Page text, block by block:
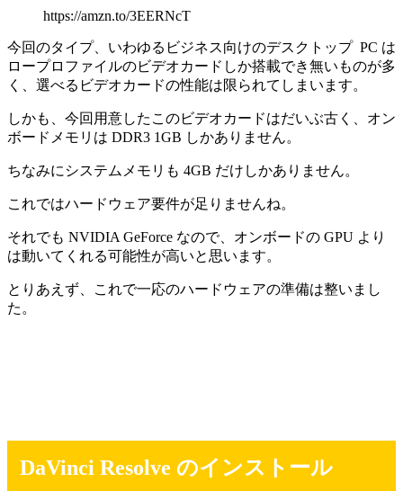
https://amzn.to/3EERNcT
今回のタイプ、 いわゆるビジネス向けのデスクトップ PC は
ロープロファイルのビデオカードしか搭載でき無いものが多
く、選べるビデオカードの性能は限られてしまいます。
しかも、今回用意したこのビデオカードはだいぶ古く、オン
ボードメモリは DDR3 1GB しかありません。
ちなみにシステムメモリも 4GB だけしかありません。
これではハードウェア要件が足りませんね。
それでも NVIDIA GeForce なので、オンボードの GPU より
は動いてくれる可能性が高いと思います。
とりあえず、これで一応のハードウェアの準備は整いまし
た。
DaVinci Resolve のインストール